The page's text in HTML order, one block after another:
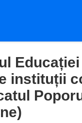
instituții